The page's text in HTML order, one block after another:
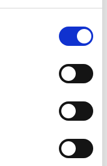
zijn er
specialiteiten.
deze pomp niet
En door het